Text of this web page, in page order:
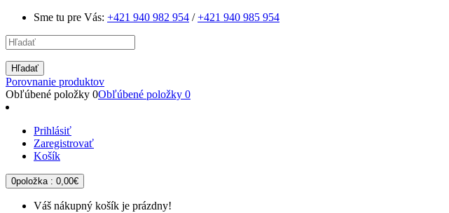
Sme tu pre Vás: +421 940 982 954 /+421 940 985 954
Hľadať
Porovnanie produktov
Obľúbené položky 0Obľúbené položky 0
Prihlásiť
Zaregistrovať
Košík
0položka : 0,00€
Váš nákupný košík je prázdny!